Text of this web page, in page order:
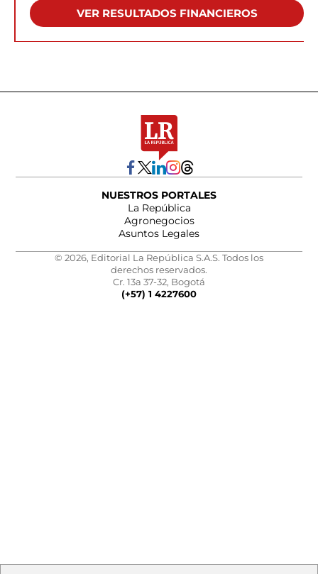
VER RESULTADOS FINANCIEROS
NUESTROS PORTALES
La República
Agronegocios
Asuntos Legales
© 2026, Editorial La República S.A.S. Todos los
derechos reservados.
Cr. 13a 37-32, Bogotá
(+57) 1 4227600